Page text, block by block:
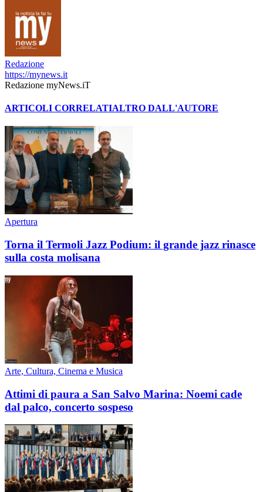
Redazione
https://mynews.it
Redazione myNews.iT
ARTICOLI CORRELATIALTRO DALL'AUTORE
Apertura
Torna il Termoli Jazz Podium: il grande jazz rinasce
sulla costa molisana
Arte, Cultura, Cinema e Musica
Attimi di paura a San Salvo Marina: Noemi cade
dal palco, concerto sospeso